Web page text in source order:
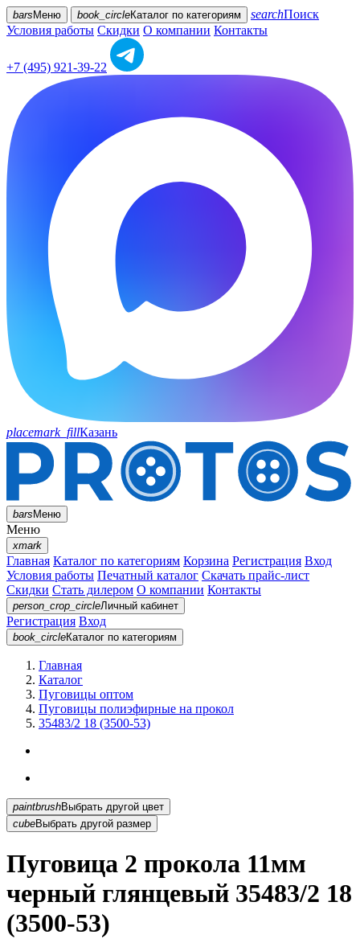
bars Меню book_circleКаталог по категориям searchПоиск
Условия работы Скидки О компании Контакты
+7 (495) 921-39-22
placemark_fillКазань
barsМеню
Меню
xmark
Главная Каталог по категориям Корзина Регистрация Вход
Условия работы Печатный каталог Скачать прайс-лист
Скидки Стать дилером О компании Контакты
person_crop_circleЛичный кабинет
Регистрация Вход
book_circleКаталог по категориям
Главная
Каталог
Пуговицы оптом
Пуговицы полиэфирные на прокол
35483/2 18 (3500-53)
paintbrush
Выбрать другой цвет
cubeВыбрать другой размер
Пуговица 2 прокола 11мм
черный глянцевый 35483/2 18
(3500-53)